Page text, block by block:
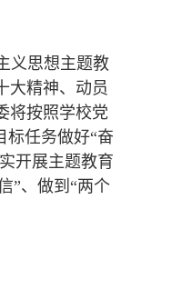
义思想主题教
大精神、动员
将按照学校党
标任务做好“奋
开展主题教育
”、做到“两个